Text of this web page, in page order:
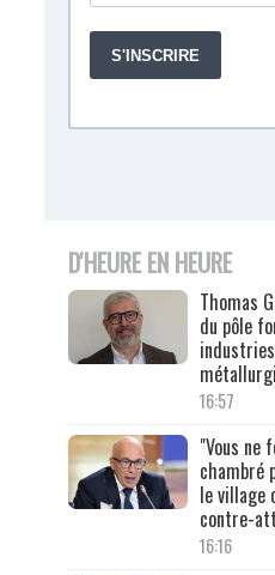
D'HEURE EN HEURE
Thomas
du pôle
16:57
"Vous ne
chambré
le village
contre-
16:16